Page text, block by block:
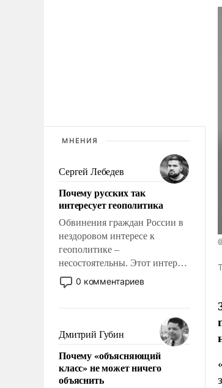
МНЕНИЯ
Сергей Лебедев
Почему русских так
интересует геополитика
Обвинения граждан России в
нездоровом интересе к
геополитике –
несостоятельны. Этот интерес
рационален и прагматичен. Он
обусловлен тысячелетним
фундаментальным знанием,
что мировая политика имеет
свойство заявляться на порог
нашего дома.
0 комментариев
Дмитрий Губин
Почему «объясняющий
класс» не может ничего
объяснить